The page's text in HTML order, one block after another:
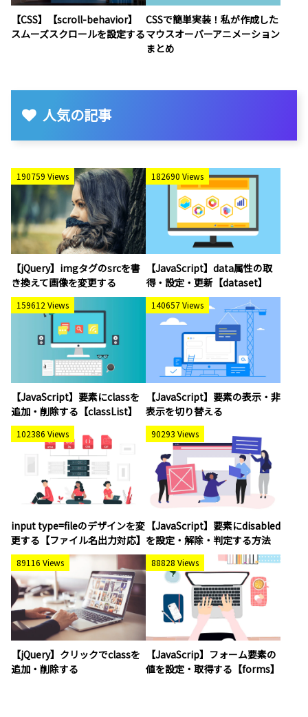
【CSS】【scroll-behavior】
スムーズスクロールを設定する
CSSで簡単実装！私が作成した
マウスオーバーアニメーション
まとめ
人気の記事
190759 Views
【jQuery】imgタグのsrcを書
き換えて画像を変更する
182690 Views
【JavaScript】data属性の取
得・設定・更新【dataset】
159612 Views
【JavaScript】要素にclassを
追加・削除する【classList】
140657 Views
【JavaScript】要素の表示・非
表示を切り替える
102386 Views
input type=fileのデザインを変
更する【ファイル名出力対応】
90293 Views
【JavaScript】要素にdisabled
を設定・解除・判定する方法
89116 Views
【jQuery】クリックでclassを
追加・削除する
88828 Views
【JavaScrip】フォーム要素の
値を設定・取得する【forms】